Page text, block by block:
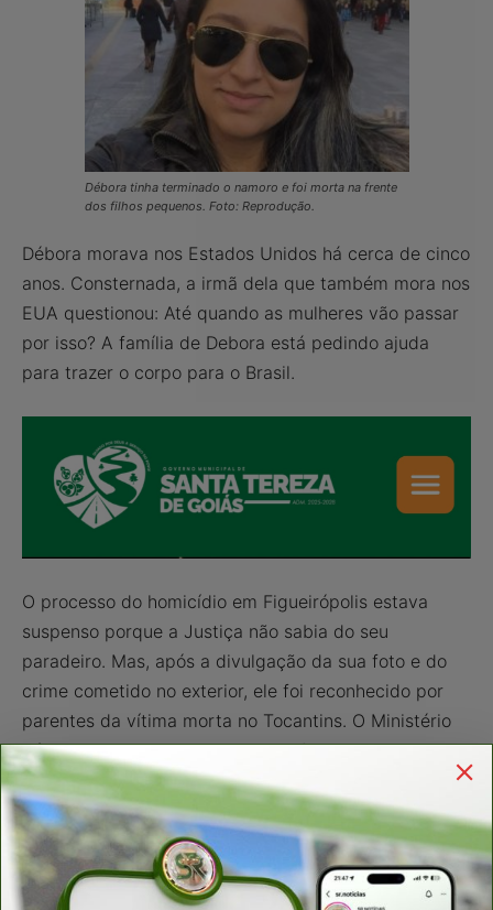
Débora tinha terminado o namoro e foi morta na frente
dos filhos pequenos. Foto: Reprodução.
Débora morava nos Estados Unidos há cerca de cinco
anos. Consternada, a irmã dela que também mora nos
EUA questionou: Até quando as mulheres vão passar
por isso? A família de Debora está pedindo ajuda
para trazer o corpo para o Brasil.
O processo do homicídio em Figueirópolis estava
suspenso porque a Justiça não sabia do seu
paradeiro. Mas, após a divulgação da sua foto e do
crime cometido no exterior, ele foi reconhecido por
parentes da vítima morta no Tocantins. O Ministério
Público Estadual encaminhou a informação do
assassinato no Estado para a Polícia Federal que
comunicou oficialmente as autoridades americanas no
Brasil.
A investigação apontou que na época do crime em